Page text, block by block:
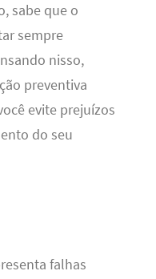
sabe que o
sempre
nisso,
preventiva
evite prejuízos
do seu
falhas